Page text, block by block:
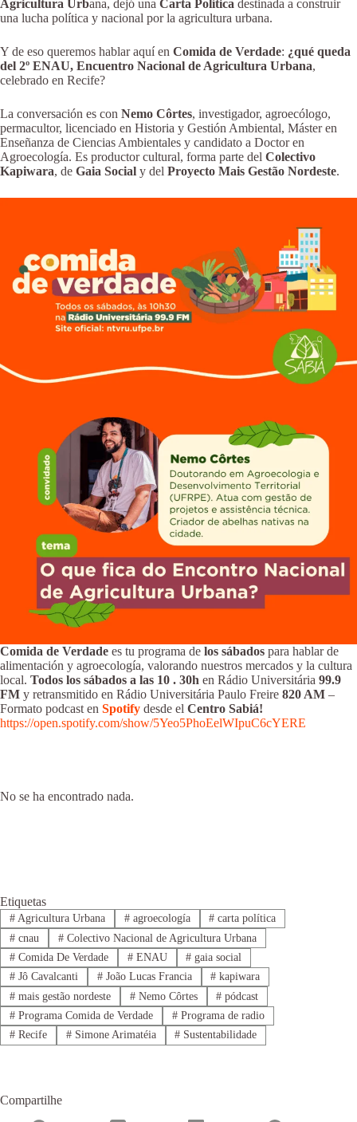
Agricultura Urbana, dejó una Carta Política destinada a construir
una lucha política y nacional por la agricultura urbana.
Y de eso queremos hablar aquí en Comida de Verdade: ¿qué queda
del 2º ENAU, Encuentro Nacional de Agricultura Urbana,
celebrado en Recife?
La conversación es con Nemo Côrtes, investigador, agroecólogo,
permacultor, licenciado en Historia y Gestión Ambiental, Máster en
Enseñanza de Ciencias Ambientales y candidato a Doctor en
Agroecología. Es productor cultural, forma parte del Colectivo
Kapiwara, de Gaia Social y del Proyecto Mais Gestão Nordeste.
Comida de Verdade es tu programa de los sábados para hablar de
alimentación y agroecología, valorando nuestros mercados y la cultura
local. Todos los sábados a las 10 . 30h en Rádio Universitária 99.9
FM y retransmitido en Rádio Universitária Paulo Freire 820 AM –
Formato podcast en Spotify desde el Centro Sabiá!
https://open.spotify.com/show/5Yeo5PhoEelWIpuC6cYERE
No se ha encontrado nada.
Etiquetas
#Agricultura Urbana #agroecología # carta política
#cnau #Colectivo Nacional de Agricultura Urbana
#Comida De Verdade #ENAU # gaia social
#Jô Cavalcanti #João Lucas Francia # kapiwara
#mais gestão nordeste #Nemo Côrtes # pódcast
#Programa Comida de Verdade #Programa de radio
#Recife #Simone Arimatéia # Sustentabilidade
Compartilhe